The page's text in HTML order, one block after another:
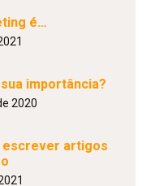
é…
importância?
2020
escrever artigos